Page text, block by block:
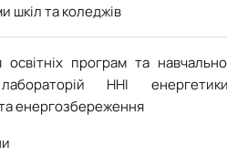
шкіл та коледжів
освітніх програм та
ННІ
енергозбереження